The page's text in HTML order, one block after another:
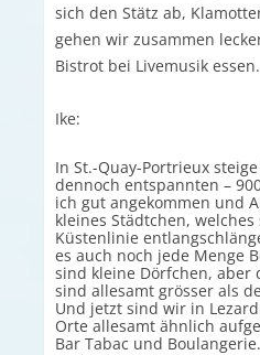
sich den Stätz ab,
gehen wir zusammen
Bistrot bei Livemusik
Ike:
In St.-Quay-Portrieux
dennoch entspannten –
ich gut angekommen und
kleines Städtchen,
Küstenlinie
es auch noch jede Menge
sind kleine Dörfchen, aber
sind allesamt grösser als
Und jetzt sind wir in
Orte allesamt ähnlich
Bar Tabac und